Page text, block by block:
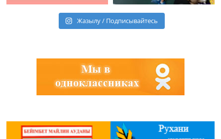
Жазылу / Подписывайтесь